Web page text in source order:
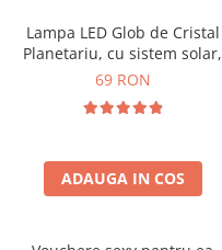
Lampa LED Glob de Cristal
Planetariu, cu sistem solar,
cadou captivant
69 RON
ADAUGA IN COS